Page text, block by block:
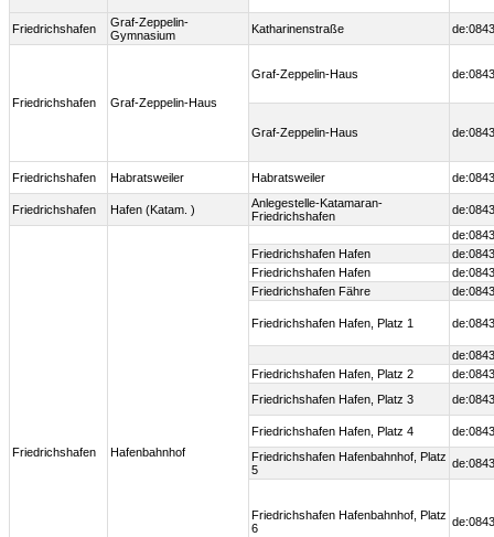
Friedrichshafen
Graf-Zeppelin-
Gymnasium
Katharinenstraße
Friedrichshafen Graf-Zeppelin-Haus
Graf-Zeppelin-Haus
Graf-Zeppelin-Haus
Friedrichshafen Habratsweiler Habratsweiler
Friedrichshafen Hafen (Katam. )
Anlegestelle-Katamaran-
Friedrichshafen
Friedrichshafen Hafenbahnhof
Friedrichshafen Hafen
Friedrichshafen Hafen
Friedrichshafen Fähre
Friedrichshafen Hafen, Platz 1
Friedrichshafen Hafen, Platz 2
Friedrichshafen Hafen, Platz 3
Friedrichshafen Hafen, Platz 4
Friedrichshafen Hafenbahnhof, Platz
5
Friedrichshafen Hafenbahnhof, Platz
6